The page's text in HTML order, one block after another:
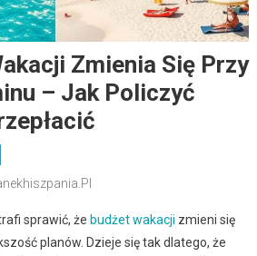
Zmienia Się Przy
– Jak Policzyć
sprawić, że budżet wakacji zmieni się
planów. Dzieje się tak dlatego, że